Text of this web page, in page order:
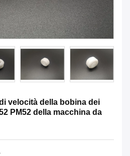
velocità della bobina dei
PM52 della macchina da